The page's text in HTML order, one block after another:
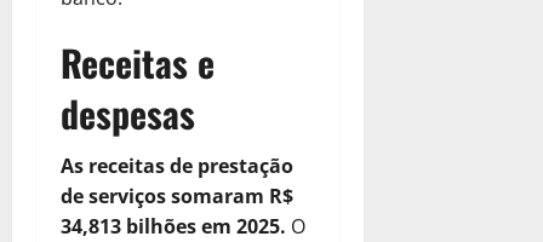
Receitas e
despesas
As receitas de prestação
de serviços somaram R$
34,813 bilhões em 2025. O